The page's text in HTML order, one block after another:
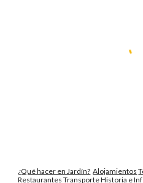
¿Qué hacer en Jardín? Alojamientos
Restaurantes TransporteHistoria e